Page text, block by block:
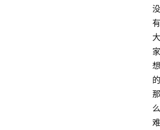
没
有
大
家
想
的
那
么
难